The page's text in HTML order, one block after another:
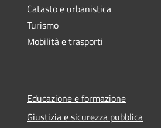
Catasto e urbanistica
Turismo
Mobilità e trasporti
Educazione e formazione
Giustizia e sicurezza pubblica